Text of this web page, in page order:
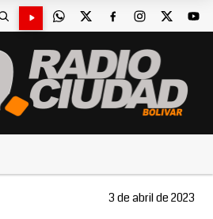
3 de abril de 2023